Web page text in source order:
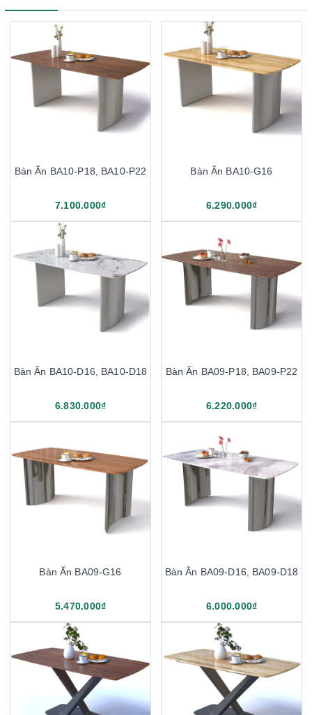
Bàn Ăn BA10-P18, BA10-P22
7.100.000₫
Bàn Ăn BA10-G16
6.290.000₫
Bàn Ăn BA10-D16, BA10-D18
6.830.000₫
Bàn Ăn BA09-P18, BA09-P22
6.220.000₫
Bàn Ăn BA09-G16
5.470.000₫
Bàn Ăn BA09-D16, BA09-D18
6.000.000₫